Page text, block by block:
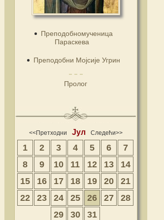
Преподобномученица
Параскева
Преподобни Мојсије Угрин
Пролог
<<Претходни Јул Следећи>>
1 2 3 4 5 6
7
8
9 10 11 12 13
14
15
16 17 18 19 20
21
22
23 24 25 26 27
28
29
30 31